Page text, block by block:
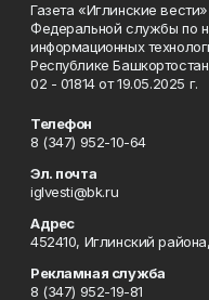
Газета «Иглинские
Федеральной службы по
информационных
Республике
02 - 01814 от 19.05.2025 г.
Телефон
8 (347) 952-10-64
Эл. почта
iglvesti@bk.ru
Адрес
452410, Иглинский
Рекламная служба
8 (347) 952-19-81